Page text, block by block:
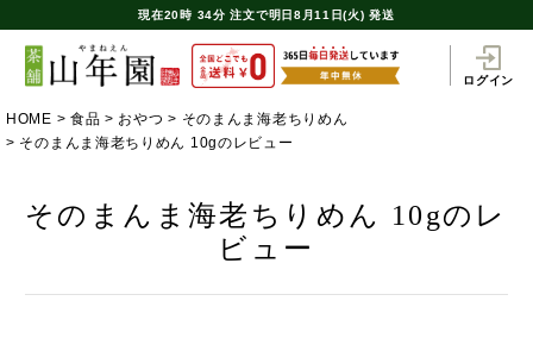
現在20時 34分 注文で明日8月11日(火) 発送
ログイン
HOME 食品 おやつ
そのまんま海老ちりめん
そのまんま海老ちりめん 10gのレビュー
そのまんま海老ちりめん 10gのレ
ビュー